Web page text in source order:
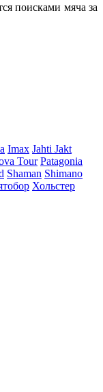
поисками мяча за
Imax Jahti Jakt
Tour Patagonia
Shaman Shimano
Хольстер